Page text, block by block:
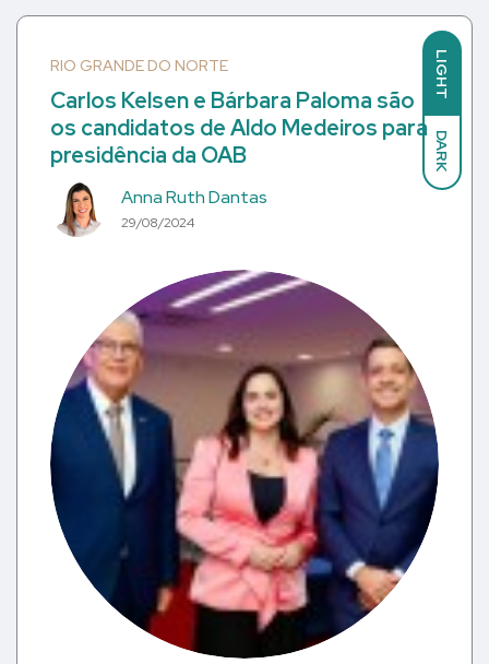
LIGHT
DARK
RIO GRANDE DO NORTE
Carlos Kelsen e Bárbara Paloma são
os candidatos de Aldo Medeiros para
presidência da OAB
Anna Ruth Dantas
29/08/2024